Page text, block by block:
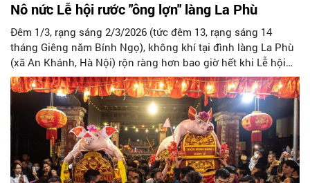
Nô nức Lễ hội rước "ông lợn" làng La Phù
Đêm 1/3, rạng sáng 2/3/2026 (tức đêm 13, rạng sáng 14
tháng Giêng năm Bính Ngọ), không khí tại đình làng La Phù
(xã An Khánh, Hà Nội) rộn ràng hơn bao giờ hết khi Lễ hội
Rước “ông lợn” tưng bừng diễn ra, thu hút hàng nghìn người
dân và du khách thập phương đến chiêm ngưỡng.